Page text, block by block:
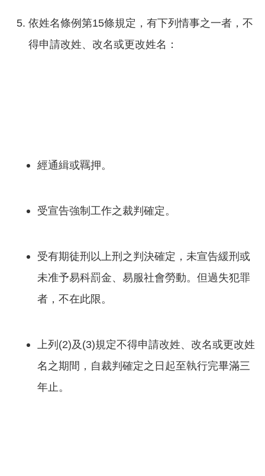
依姓名條例第15條規定，有下列情事之一者，不
得申請改姓、改名或更改姓名：
經通緝或羈押。
受宣告強制工作之裁判確定。
受有期徒刑以上刑之判決確定，未宣告緩刑或
未准予易科罰金、易服社會勞動。但過失犯罪
者，不在此限。
上列(2)及(3)規定不得申請改姓、改名或更改姓
名之期間，自裁判確定之日起至執行完畢滿三
年止。